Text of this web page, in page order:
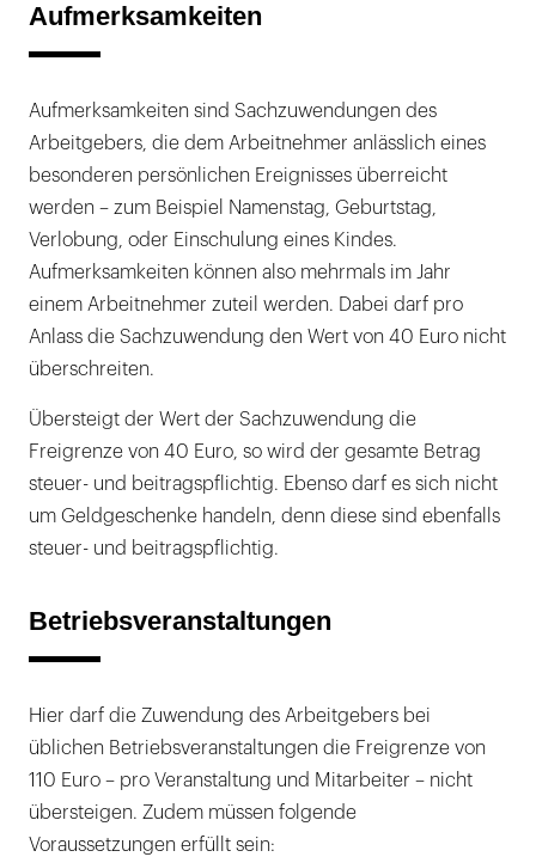
Aufmerksamkeiten
Aufmerksamkeiten sind Sachzuwendungen des
Arbeitgebers, die dem Arbeitnehmer anlässlich eines
besonderen persönlichen Ereignisses überreicht
werden – zum Beispiel Namenstag, Geburtstag,
Verlobung, oder Einschulung eines Kindes.
Aufmerksamkeiten können also mehrmals im Jahr
einem Arbeitnehmer zuteil werden. Dabei darf pro
Anlass die Sachzuwendung den Wert von 40 Euro nicht
überschreiten.
Übersteigt der Wert der Sachzuwendung die
Freigrenze von 40 Euro, so wird der gesamte Betrag
steuer- und beitragspflichtig. Ebenso darf es sich nicht
um Geldgeschenke handeln, denn diese sind ebenfalls
steuer- und beitragspflichtig.
Betriebsveranstaltungen
Hier darf die Zuwendung des Arbeitgebers bei
üblichen Betriebsveranstaltungen die Freigrenze von
110 Euro – pro Veranstaltung und Mitarbeiter – nicht
übersteigen. Zudem müssen folgende
Voraussetzungen erfüllt sein: